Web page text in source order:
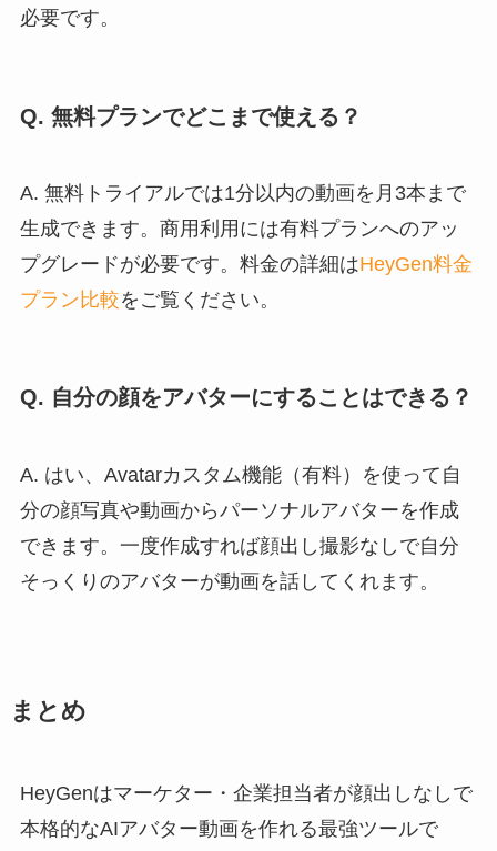
必要です。
Q. 無料プランでどこまで使える？
A. 無料トライアルでは1分以内の動画を月3本まで
生成できます。商用利用には有料プランへのアッ
プグレードが必要です。料金の詳細はHeyGen料金
プラン比較をご覧ください。
Q. 自分の顔をアバターにすることはできる？
A. はい、Avatarカスタム機能（有料）を使って自
分の顔写真や動画からパーソナルアバターを作成
できます。一度作成すれば顔出し撮影なしで自分
そっくりのアバターが動画を話してくれます。
まとめ
HeyGenはマーケター・企業担当者が顔出しなしで
本格的なAIアバター動画を作れる最強ツールで